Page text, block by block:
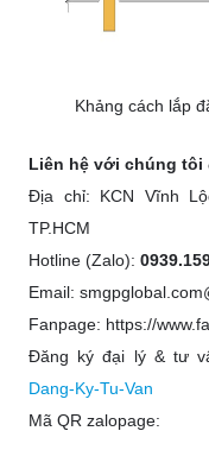
Khảng cách lắp
Liên hệ với chúng tôi
Địa chỉ: KCN Vĩnh
TP.HCM
Hotline (Zalo):
Email:
Fanpage: https://
Đăng ký đại lý & tư
Dang-Ky-Tu-Van
Mã QR zalopage: